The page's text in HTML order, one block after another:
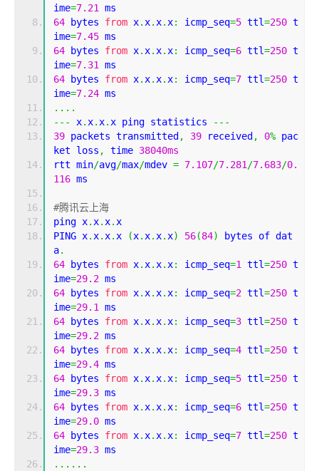
ime=7.21
ms
64 bytes from x. x. x. x: icmp_seq=5 ttl=250 t
ime=7.45 ms
64 bytes from x. x. x. x: icmp_seq=6 ttl=250 t
ime=7.31
ms
64 bytes from x. x. x. x: icmp_seq=7 ttl=250 t
ime=7.24 ms
....
---
x. x. x. x ping statistics
---
39 packets transmitted , 39 received , 0% pac
ket loss , time 38040ms
rtt min/avg/max/mdev = 7.107/7.281 /7.683/0.
116 ms
#腾讯云上海
ping x. x. x. x
PING x. x. x. x (x. x. x. x) 56(84)
bytes of dat
a.
64 bytes from x. x. x. x: icmp_seq=1 ttl=250 t
ime=29.2 ms
64 bytes from x. x. x. x: icmp_seq=2 ttl=250 t
ime=29.1
ms
64 bytes from x. x. x. x: icmp_seq=3 ttl=250 t
ime=29.2 ms
64 bytes from x. x. x. x: icmp_seq=4 ttl=250 t
ime=29.4 ms
64 bytes from x. x. x. x: icmp_seq=5 ttl=250 t
ime=29.3 ms
64 bytes from x. x. x. x: icmp_seq=6 ttl=250 t
ime=29.0 ms
64 bytes from x. x. x. x: icmp_seq=7 ttl=250 t
ime=29.3 ms
......